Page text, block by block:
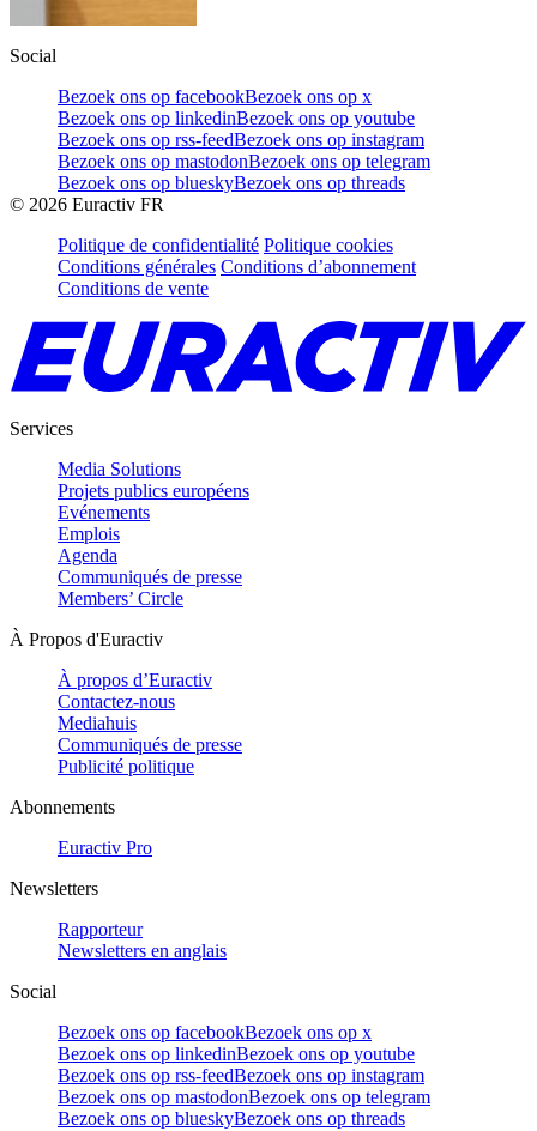
Social
Bezoek ons op facebookBezoek ons op x
Bezoek ons op linkedinBezoek ons op youtube
Bezoek ons op rss-feedBezoek ons op instagram
Bezoek ons op mastodonBezoek ons op telegram
Bezoek ons op blueskyBezoek ons op threads
© 2026 Euractiv FR
Politique de confidentialité Politique cookies
Conditions générales Conditions d’abonnement
Conditions de vente
Services
Media Solutions
Projets publics européens
Evénements
Emplois
Agenda
Communiqués de presse
Members’ Circle
À Propos d'Euractiv
À propos d’Euractiv
Contactez-nous
Mediahuis
Communiqués de presse
Publicité politique
Abonnements
Euractiv Pro
Newsletters
Rapporteur
Newsletters en anglais
Social
Bezoek ons op facebookBezoek ons op x
Bezoek ons op linkedinBezoek ons op youtube
Bezoek ons op rss-feedBezoek ons op instagram
Bezoek ons op mastodonBezoek ons op telegram
Bezoek ons op blueskyBezoek ons op threads